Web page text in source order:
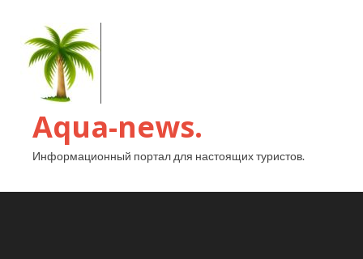
Aqua-news.
Информационный портал для настоящих туристов.